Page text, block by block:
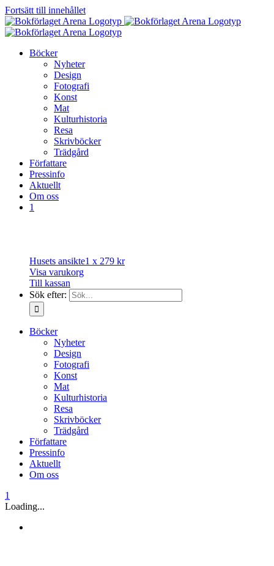
Fortsätt till innehållet
Böcker
Nyheter
Design
Fotografi
Konst
Mat
Kulturhistoria
Resa
Skrivböcker
Trädgård
Författare
Pressinfo
Aktuellt
Om oss
1
Husets ansikte1 x 279 kr
Visa varukorg
Till kassan
Sök efter:
Böcker
Nyheter
Design
Fotografi
Konst
Mat
Kulturhistoria
Resa
Skrivböcker
Trädgård
Författare
Pressinfo
Aktuellt
Om oss
1
Loading...